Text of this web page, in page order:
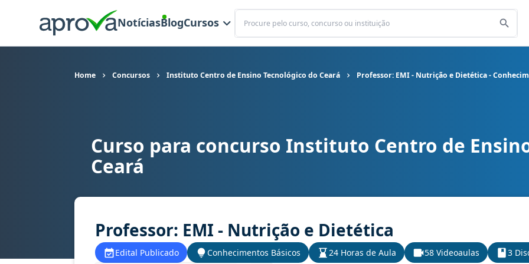
NotíciasBlogCursos
Buscar
Home Concursos Instituto Centro de Ensino Tecnológico do Ceará Professor: EMI - Nutrição e Dietética -
Curso para concurso CENTEC (CE) - Instituto Centro de Ensino Tecnológico do Ceará cargo Professor: EMI -
Curso para concurso Instituto Centro de
Ceará
Professor: EMI - Nutrição e Dietética
Edital Publicado Conhecimentos Básicos 24 Horas de Aula 58 Videoaulas 3